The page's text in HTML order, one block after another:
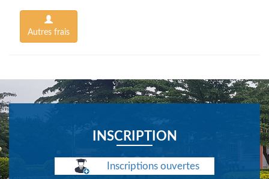
Autres frais
INSCRIPTION
Inscriptions ouvertes